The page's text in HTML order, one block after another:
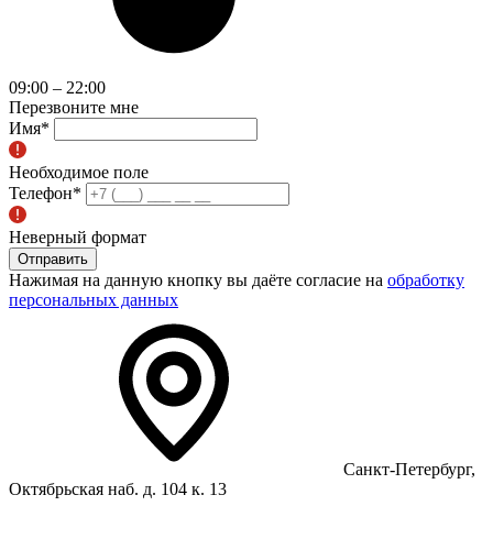
09:00 – 22:00
Перезвоните мне
Имя*
Необходимое поле
Телефон*
Неверный формат
Отправить
Нажимая на данную кнопку вы даёте согласие на обработку
персональных данных
Санкт-Петербург,
Октябрьская наб. д. 104 к. 13